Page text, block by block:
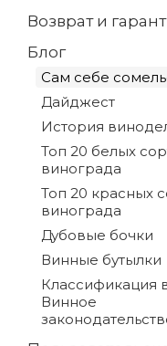
Возврат и
Блог
Сам себе
Дайджест
История
Топ 20 белых
винограда
Топ 20 красных
винограда
Дубовые бочки
Винные бутылки
Классификация
Винное